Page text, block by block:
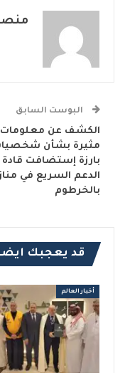
البوست السابق
الكشف عن معلومات
مثيرة بشأن
بارزة إستضافت قادة
الدعم السريع في
بالخرطوم
قد يعجبك
أخبار العالم